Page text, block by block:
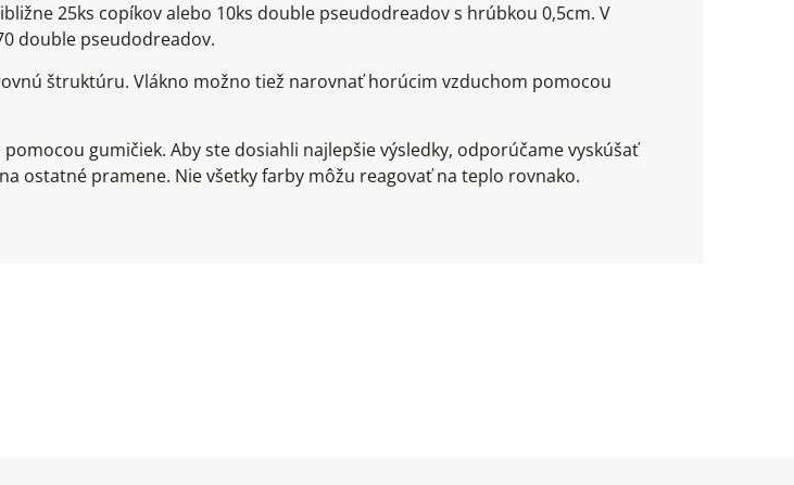
25ks copíkov alebo 10ks double pseudodreadov s hrúbkou 0,5cm. V
double pseudodreadov.
štruktúru. Vlákno možno tiež narovnať horúcim vzduchom pomocou
gumičiek. Aby ste dosiahli najlepšie výsledky, odporúčame vyskúšať
ostatné pramene. Nie všetky farby môžu reagovať na teplo rovnako.